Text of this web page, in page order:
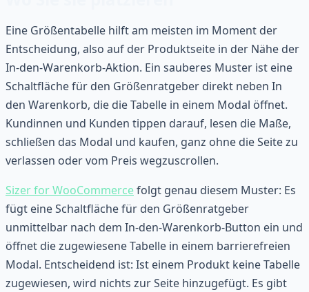
Eine Größentabelle hilft am meisten im Moment der
Entscheidung, also auf der Produktseite in der Nähe der
In-den-Warenkorb-Aktion. Ein sauberes Muster ist eine
Schaltfläche für den Größenratgeber direkt neben In
den Warenkorb, die die Tabelle in einem Modal öffnet.
Kundinnen und Kunden tippen darauf, lesen die Maße,
schließen das Modal und kaufen, ganz ohne die Seite zu
verlassen oder vom Preis wegzuscrollen.
Sizer for WooCommercefolgt genau diesem Muster: Es
fügt eine Schaltfläche für den Größenratgeber
unmittelbar nach dem In-den-Warenkorb-Button ein und
öffnet die zugewiesene Tabelle in einem barrierefreien
Modal. Entscheidend ist: Ist einem Produkt keine Tabelle
zugewiesen, wird nichts zur Seite hinzugefügt. Es gibt